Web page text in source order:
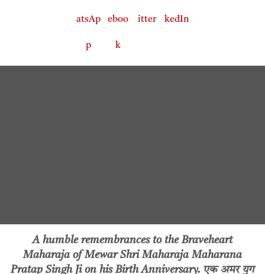
A humble remembrances to the Braveheart
Maharaja of Mewar Shri Maharaja Maharana
Pratap Singh Ji on his Birth Anniversary. एक अमर युग